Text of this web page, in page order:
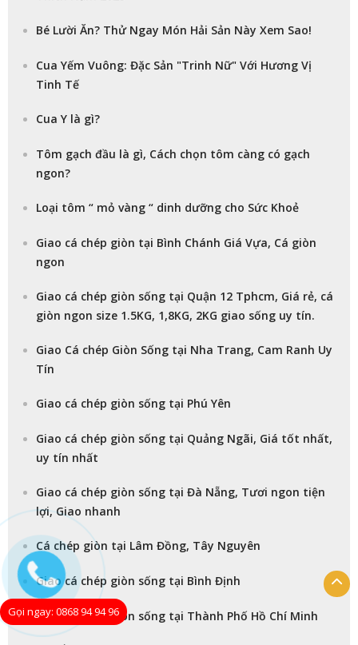
Bé Lười Ăn? Thử Ngay Món Hải Sản Này Xem Sao!
Cua Yếm Vuông: Đặc Sản "Trinh Nữ" Với Hương Vị
Tinh Tế
Cua Y là gì?
Tôm gạch đầu là gì, Cách chọn tôm càng có gạch
ngon?
Loại tôm “ mỏ vàng “ dinh dưỡng cho Sức Khoẻ
Giao cá chép giòn tại Bình Chánh Giá Vựa, Cá giòn
ngon
Giao cá chép giòn sống tại Quận 12 Tphcm, Giá rẻ, cá
giòn ngon size 1.5KG, 1,8KG, 2KG giao sống uy tín.
Giao Cá chép Giòn Sống tại Nha Trang, Cam Ranh Uy
Tín
Giao cá chép giòn sống tại Phú Yên
Giao cá chép giòn sống tại Quảng Ngãi, Giá tốt nhất,
uy tín nhất
Giao cá chép giòn sống tại Đà Nẵng, Tươi ngon tiện
lợi, Giao nhanh
Cá chép giòn tại Lâm Đồng, Tây Nguyên
Giao cá chép giòn sống tại Bình Định
Giao cá chép giòn sống tại Thành Phố Hồ Chí Minh
Gọi ngay: 0868 94 94 96